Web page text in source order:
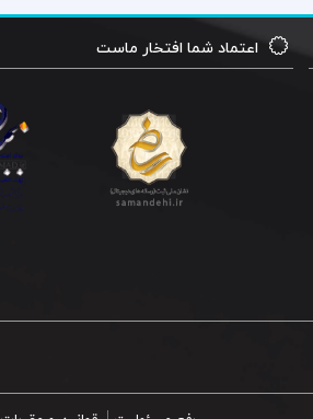
اعتماد شما افتخار ماست